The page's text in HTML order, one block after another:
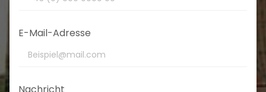
E-Mail-Adresse
Nachricht